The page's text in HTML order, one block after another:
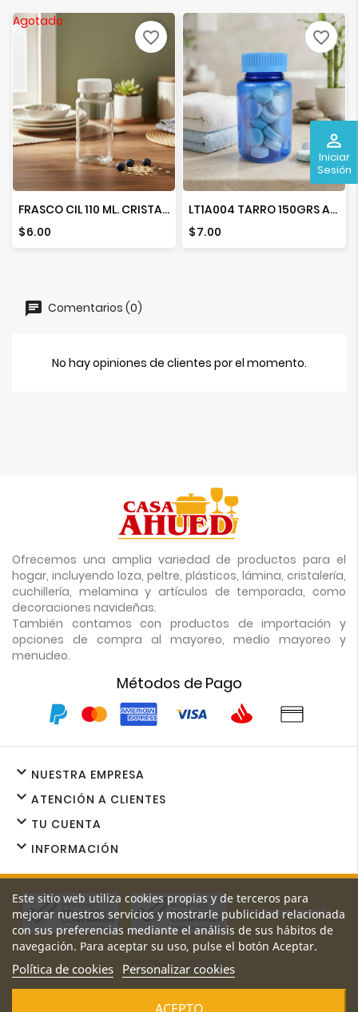
perm_identity
Iniciar
Sesión
Agotado
FRASCO CIL 110 ML. CRISTAL TAPA LINER 38 MM-TAPA STANDAR
Precio
$6.00
favorite_border
LT1A004 TARRO 150GRS AZUL SEGURIDAD
Precio
$7.00
favorite_border
Comentarios (0)
No hay opiniones de clientes por el momento.
Ofrecemos una amplia variedad de productos para el
hogar, incluyendo loza, peltre, plásticos, lámina, cristalería,
cuchillería, melamina y artículos de temporada, como
decoraciones navideñas.
También contamos con productos de importación y
opciones de compra al mayoreo, medio mayoreo y
menudeo.
Métodos de Pago
NUESTRA EMPRESA

ATENCIÓN A CLIENTES

TU CUENTA

INFORMACIÓN

Este sitio web utiliza cookies propias y de terceros para
mejorar nuestros servicios y mostrarle publicidad relacionada
con sus preferencias mediante el análisis de sus hábitos de
navegación. Para aceptar su uso, pulse el botón Aceptar.
Política de cookies Personalizar cookies